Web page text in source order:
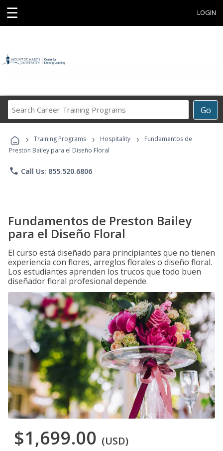
☰ LOGIN
Go
Career
Programs
› Training Programs › Hospitality ›
Fundamentos de
Preston Bailey para el Diseño Floral
phone Call Us: 855.520.6806
Fundamentos de Preston Bailey
para el Diseño Floral
El curso está diseñado para principiantes que no tienen
experiencia con flores, arreglos florales o diseño floral.
Los estudiantes aprenden los trucos que todo buen
diseñador floral profesional depende.
$1,699.00 (USD)